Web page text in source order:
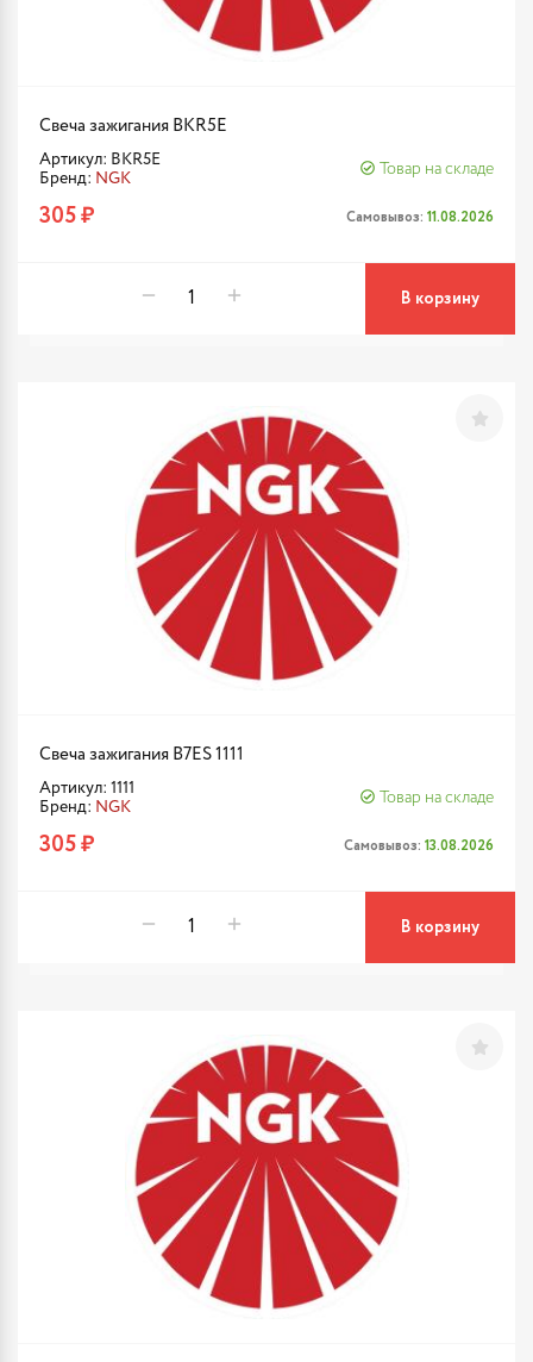
Свеча зажигания BKR5E
Артикул: BKR5E
Бренд: NGK
Товар на складе
305 ₽ Самовывоз: 11.08.2026
В корзину
Свеча зажигания B7ES 1111
Артикул: 1111
Бренд: NGK
Товар на складе
305 ₽ Самовывоз: 13.08.2026
В корзину